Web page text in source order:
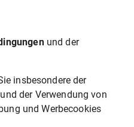
in der Klage
steht.
des Gerichts
§ 34
und der
insbesondere der
der Verwendung von
und Werbecookies